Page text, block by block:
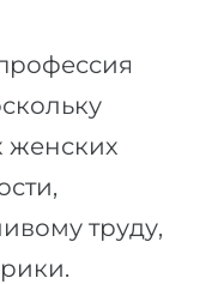
женских
труду,